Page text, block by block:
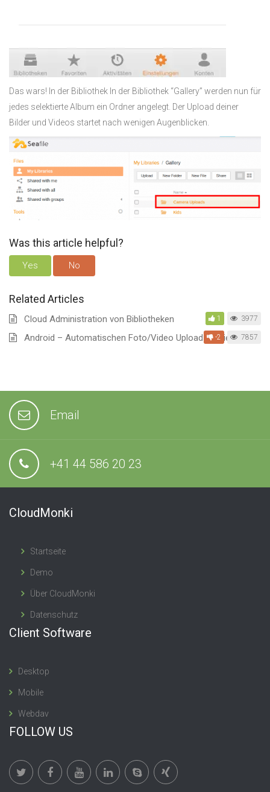
Das wars! In der Bibliothek In der Bibliothek “Gallery” werden nun für
jedes selektierte Album ein Ordner angelegt. Der Upload deiner
Bilder und Videos startet nach wenigen Augenblicken.
Was this article helpful?
Yes No
Related Articles
Cloud Administration von Bibliotheken 1 3977
Android – Automatischen Foto/Video Upload aktivieren
-2 7857
Email
+41 44 586 20 23
CloudMonki
Startseite
Demo
Über CloudMonki
Datenschutz
Client Software
Desktop
Mobile
Webdav
FOLLOW US